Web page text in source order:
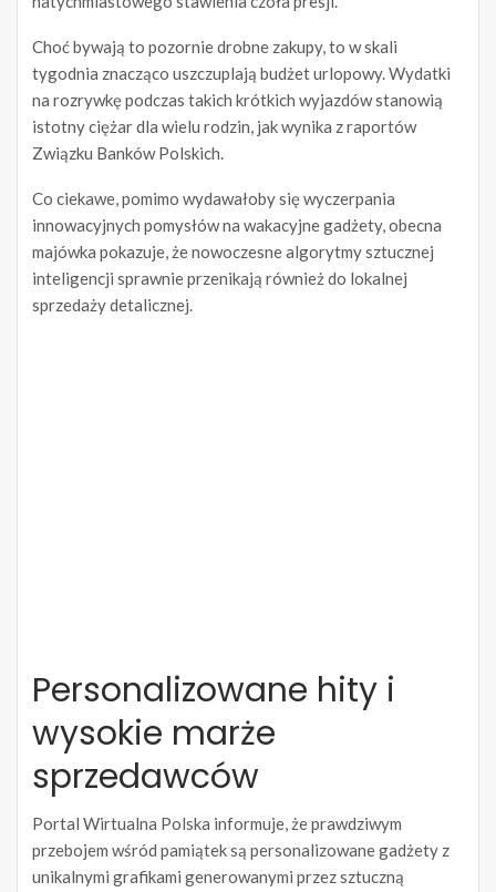
Choć bywają to pozornie drobne zakupy, to w skali
tygodnia znacząco uszczuplają budżet urlopowy. Wydatki
na rozrywkę podczas takich krótkich wyjazdów stanowią
istotny ciężar dla wielu rodzin, jak wynika z raportów
Związku Banków Polskich.
Co ciekawe, pomimo wydawałoby się wyczerpania
innowacyjnych pomysłów na wakacyjne gadżety, obecna
majówka pokazuje, że nowoczesne algorytmy sztucznej
inteligencji sprawnie przenikają również do lokalnej
sprzedaży detalicznej.
Personalizowane hity i
wysokie marże
sprzedawców
Portal Wirtualna Polska informuje, że prawdziwym
przebojem wśród pamiątek są personalizowane gadżety z
unikalnymi grafikami generowanymi przez sztuczną